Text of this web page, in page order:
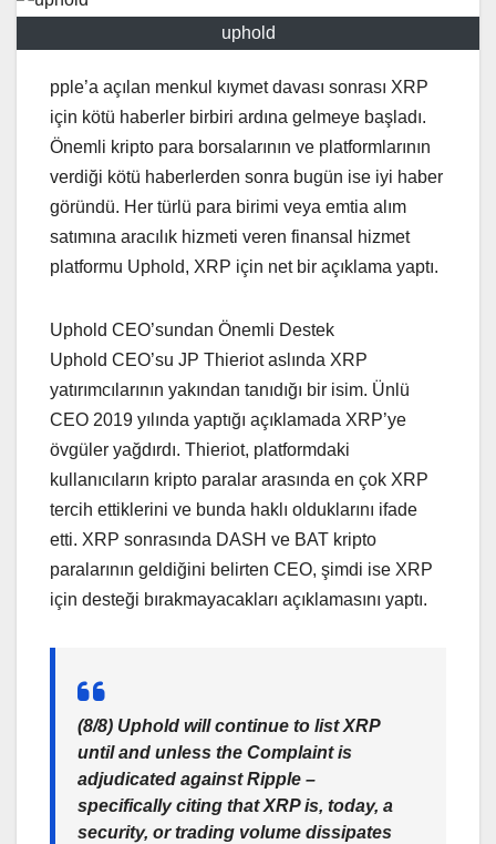
uphold
pple’a açılan menkul kıymet davası sonrası XRP
için kötü haberler birbiri ardına gelmeye başladı.
Önemli kripto para borsalarının ve platformlarının
verdiği kötü haberlerden sonra bugün ise iyi haber
göründü. Her türlü para birimi veya emtia alım
satımına aracılık hizmeti veren finansal hizmet
platformu Uphold, XRP için net bir açıklama yaptı.
Uphold CEO’sundan Önemli Destek
Uphold CEO’su JP Thieriot aslında XRP
yatırımcılarının yakından tanıdığı bir isim. Ünlü
CEO 2019 yılında yaptığı açıklamada XRP’ye
övgüler yağdırdı. Thieriot, platformdaki
kullanıcıların kripto paralar arasında en çok XRP
tercih ettiklerini ve bunda haklı olduklarını ifade
etti. XRP sonrasında DASH ve BAT kripto
paralarının geldiğini belirten CEO, şimdi ise XRP
için desteği bırakmayacakları açıklamasını yaptı.
(8/8) Uphold will continue to list XRP
until and unless the Complaint is
adjudicated against Ripple –
specifically citing that XRP is, today, a
security, or trading volume dissipates